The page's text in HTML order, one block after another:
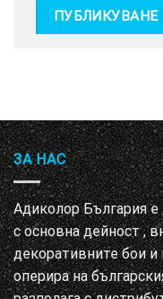
ЗА НАС
Адиколор България
с основна дейност ,
декоративните бои
оперира на